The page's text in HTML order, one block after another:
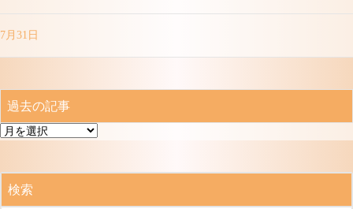
7月31日
過去の記事
過
記
検索